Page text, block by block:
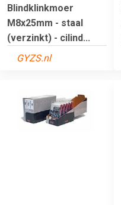
Blindklinkmoer
M8x25mm - staal
(verzinkt) - cilind...
GYZS.nl